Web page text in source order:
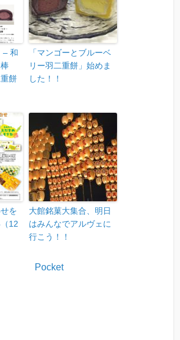
– 和
餅
「マンゴーとブルーベ
リー羽二重餅」始めま
した！！
を
12
大館銘菓大集合、明日
はみんなでアルヴェに
行こう！！
Pocket